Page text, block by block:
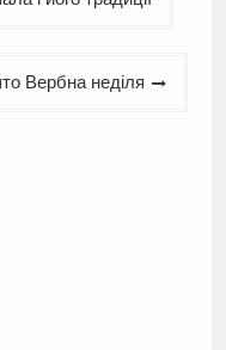
Вербна неділя